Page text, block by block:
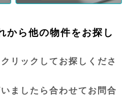
ら他の物件をお探し
リックしてお探しくださ
ましたら合わせてお問合